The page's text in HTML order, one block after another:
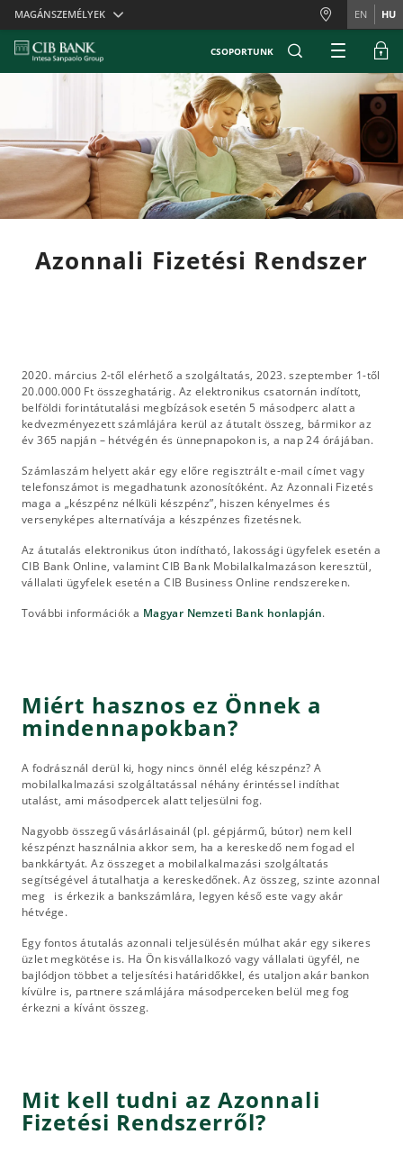
Skiplinks
MAGÁNSZEMÉLYEK EN HU
CSOPORTUNK
Azonnali Fizetési Rendszer
2020. március 2-től elérhető a szolgáltatás, 2023. szeptember 1-től
20.000.000 Ft összeghatárig. Az elektronikus csatornán indított,
belföldi forintátutalási megbízások esetén 5 másodperc alatt a
kedvezményezett számlájára kerül az átutalt összeg, bármikor az
év 365 napján – hétvégén és ünnepnapokon is, a nap 24 órájában.
Számlaszám helyett akár egy előre regisztrált e-mail címet vagy
telefonszámot is megadhatunk azonosítóként. Az Azonnali Fizetés
maga a „készpénz nélküli készpénz”, hiszen kényelmes és
versenyképes alternatívája a készpénzes fizetésnek.
Az átutalás elektronikus úton indítható, lakossági ügyfelek esetén a
CIB Bank Online, valamint CIB Bank Mobilalkalmazáson keresztül,
vállalati ügyfelek esetén a CIB Business Online rendszereken.
További információk a Magyar Nemzeti Bank honlapján.
Miért hasznos ez Önnek a
mindennapokban?
A fodrásznál derül ki, hogy nincs önnél elég készpénz? A
mobilalkalmazási szolgáltatással néhány érintéssel indíthat
utalást, ami másodpercek alatt teljesülni fog.
Nagyobb összegű vásárlásainál (pl. gépjármű, bútor) nem kell
készpénzt használnia akkor sem, ha a kereskedő nem fogad el
bankkártyát. Az összeget a mobilalkalmazási szolgáltatás
segítségével átutalhatja a kereskedőnek. Az összeg, szinte azonnal
meg is érkezik a bankszámlára, legyen késő este vagy akár
hétvége.
Egy fontos átutalás azonnali teljesülésén múlhat akár egy sikeres
üzlet megkötése is. Ha Ön kisvállalkozó vagy vállalati ügyfél, ne
bajlódjon többet a teljesítési határidőkkel, és utaljon akár bankon
kívülre is, partnere számlájára másodperceken belül meg fog
érkezni a kívánt összeg.
Mit kell tudni az Azonnali
Fizetési Rendszerről?